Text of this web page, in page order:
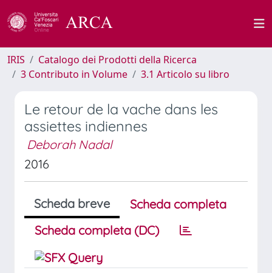
IRIS
Catalogo dei Prodotti della Ricerca
3 Contributo in Volume
3.1 Articolo su libro
Le retour de la vache dans les
assiettes indiennes
Deborah Nadal
2016
Scheda breve
Scheda completa
Scheda completa (DC)